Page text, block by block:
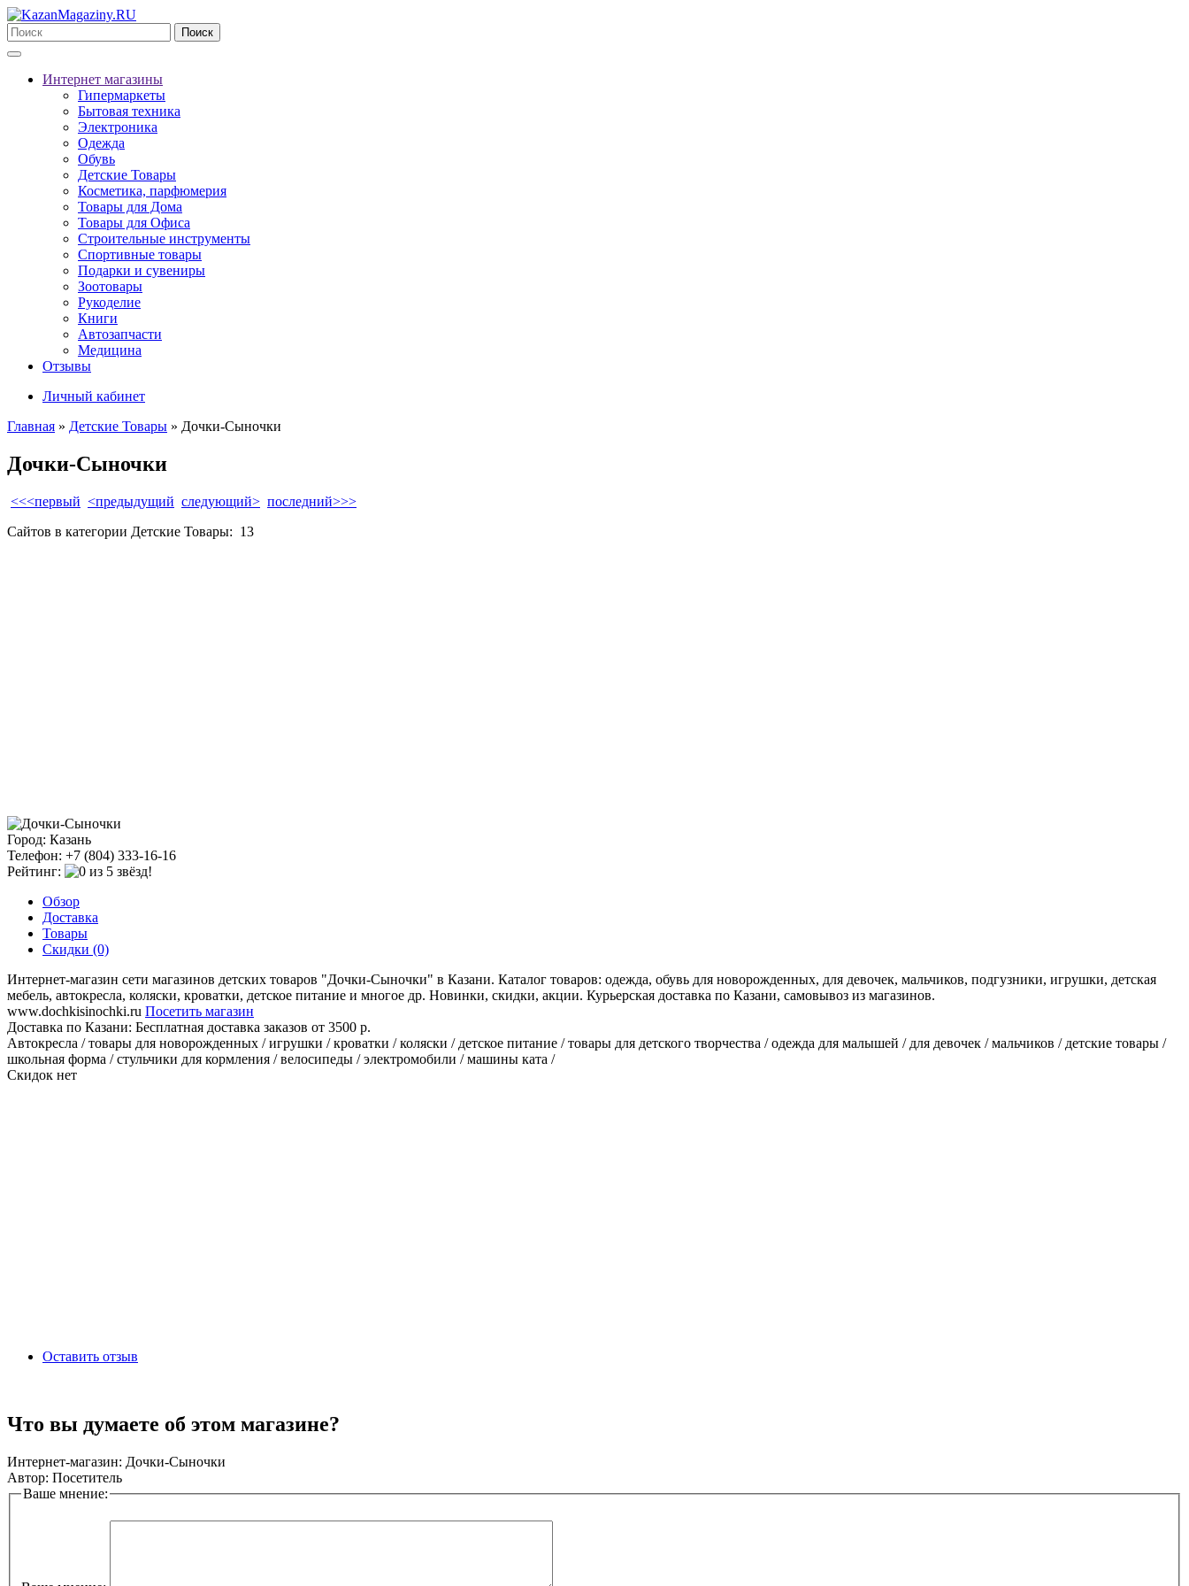
Поиск
Интернет магазины
Гипермаркеты
Бытовая техника
Электроника
Одежда
Обувь
Детские Товары
Косметика, парфюмерия
Товары для Дома
Товары для Офиса
Строительные инструменты
Спортивные товары
Подарки и сувениры
Зоотовары
Рукоделие
Книги
Автозапчасти
Медицина
Отзывы
Личный кабинет
Главная » Детские Товары » Дочки-Сыночки
Дочки-Сыночки
<<<первый <предыдущий следующий> последний>>>
Сайтов в категории Детские Товары: 13
Город: Казань
Телефон: +7 (804) 333-16-16
Рейтинг:
Обзор
Доставка
Товары
Скидки (0)
Интернет-магазин сети магазинов детских товаров "Дочки-Сыночки" в Казани. Каталог товаров: одежда, обувь для новорожденных, для девочек, мальчиков, подгузники, игрушки, детская
мебель, автокресла, коляски, кроватки, детское питание и многое др. Новинки, скидки, акции. Курьерская доставка по Казани, самовывоз из магазинов.
www.dochkisinochki.ru Посетить магазин
Доставка по Казани: Бесплатная доставка заказов от 3500 р.
Автокресла / товары для новорожденных / игрушки / кроватки / коляски / детское питание / товары для детского творчества / одежда для малышей / для девочек / мальчиков / детские товары /
школьная форма / стульчики для кормления / велосипеды / электромобили / машины ката /
Скидок нет
Оставить отзыв
Что вы думаете об этом магазине?
Интернет-магазин: Дочки-Сыночки
Автор: Посетитель
Ваше мнение: